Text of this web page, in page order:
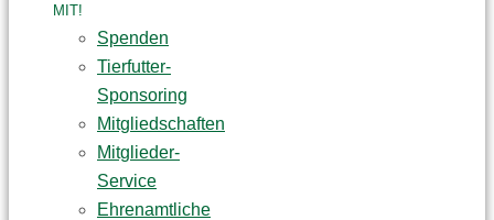
MIT!
Spenden
Tierfutter-
Sponsoring
Mitgliedschaften
Mitglieder-
Service
Ehrenamtliche